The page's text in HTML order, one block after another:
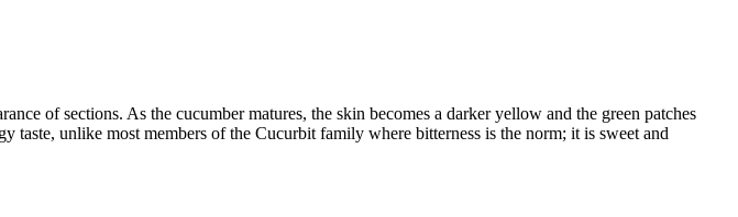
of sections. As the cucumber matures, the skin becomes a darker yellow and the green patches
unlike most members of the Cucurbit family where bitterness is the norm; it is sweet and